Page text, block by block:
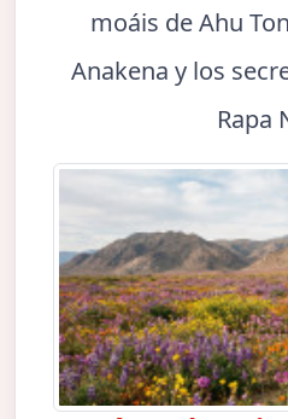
moáis de Ahu
Anakena y los
Rapa